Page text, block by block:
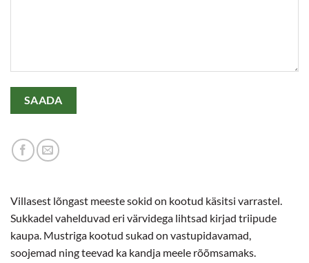
Villasest lõngast meeste sokid on kootud käsitsi varrastel.
Sukkadel vahelduvad eri värvidega lihtsad kirjad triipude
kaupa. Mustriga kootud sukad on vastupidavamad,
soojemad ning teevad ka kandja meele rõõmsamaks.